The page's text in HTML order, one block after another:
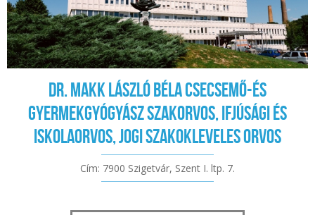
Dr. Makk László Béla csecsemő-és
gyermekgyógyász szakorvos, ifjúsági és
iskolaorvos, jogi szakokleveles orvos
Cím: 7900 Szigetvár, Szent I. ltp. 7.